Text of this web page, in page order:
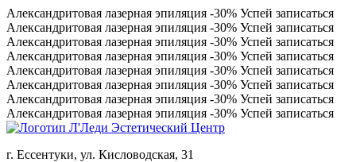
Александритовая лазерная эпиляция -30% Успей записаться
Александритовая лазерная эпиляция -30% Успей записаться
Александритовая лазерная эпиляция -30% Успей записаться
Александритовая лазерная эпиляция -30% Успей записаться
Александритовая лазерная эпиляция -30% Успей записаться
Александритовая лазерная эпиляция -30% Успей записаться
Александритовая лазерная эпиляция -30% Успей записаться
Александритовая лазерная эпиляция -30% Успей записаться
г. Ессентуки, ул. Кисловодская, 31